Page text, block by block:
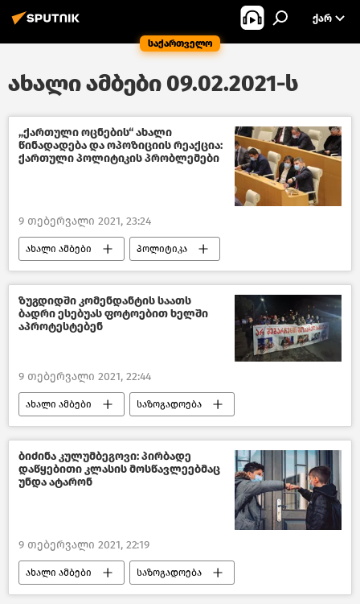
საქართველო
ᲥᲐᲠ
ახალი ამბები 09.02.2021-ს
„ქართული ოცნების“ ახალი
წინადადება და ოპოზიციის რეაქცია:
ქართული პოლიტიკის პრობლემები
9 თებერვალი 2021, 23:24
ახალი ამბები პოლიტიკა
საქართველო
ზუგდიდში კომენდანტის საათს
ბადრი ესებუას ფოტოებით ხელში
აპროტესტებენ
9 თებერვალი 2021, 22:44
ახალი ამბები საზოგადოება
საქართველო
ბიძინა კულუმბეგოვი: პირბადე
დაწყებითი კლასის მოსწავლეებმაც
უნდა ატარონ
9 თებერვალი 2021, 22:19
ახალი ამბები საზოგადოება
საქართველო